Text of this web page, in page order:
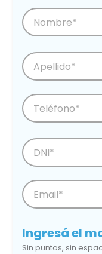
Ingresá el
Sin puntos, sin